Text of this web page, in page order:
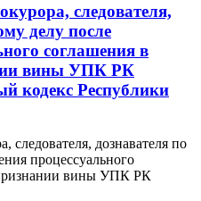
следователя,
делу после
соглашения в
вины УПК РК
кодекс Республики
следователя, дознавателя по
процессуального
вины УПК РК